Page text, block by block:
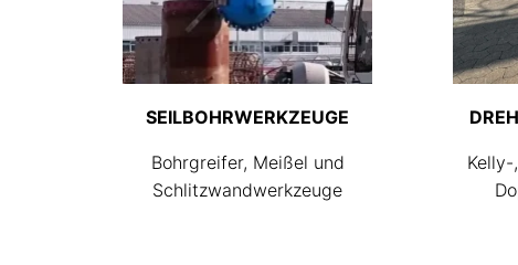
SEILBOHRWERKZEUGE
Bohrgreifer, Meißel und
Schlitzwandwerkzeuge
Kelly-